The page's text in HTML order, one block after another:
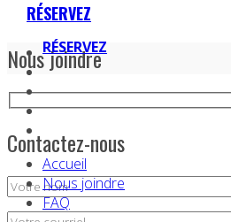
RÉSERVEZ
RÉSERVEZ
Accueil
Nous joindre
FAQ
Nous joindre
Contactez-nous